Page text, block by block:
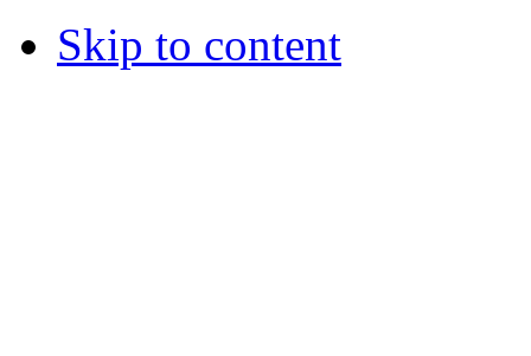
Skip to content